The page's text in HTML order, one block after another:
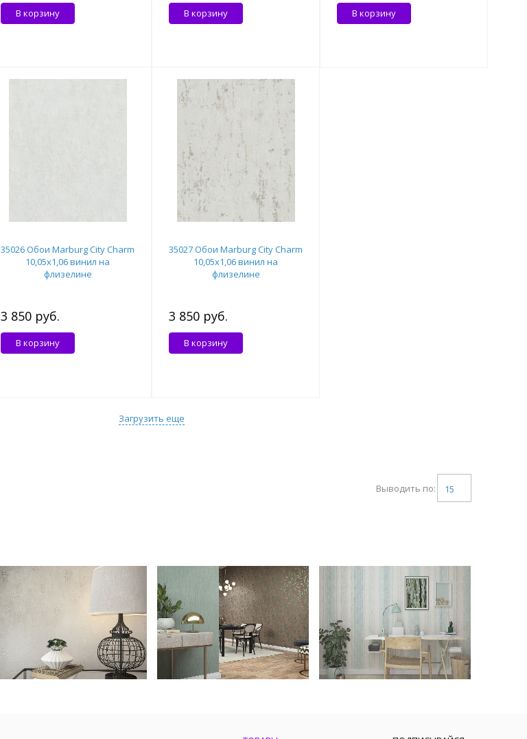
В корзину В корзину В корзину
35026 Обои Marburg City Charm
10,05x1,06 винил на
флизелине
3 850 руб.
В корзину
35027 Обои Marburg City Charm
10,05x1,06 винил на
флизелине
3 850 руб.
В корзину
Загрузить еще
Выводить по: 15